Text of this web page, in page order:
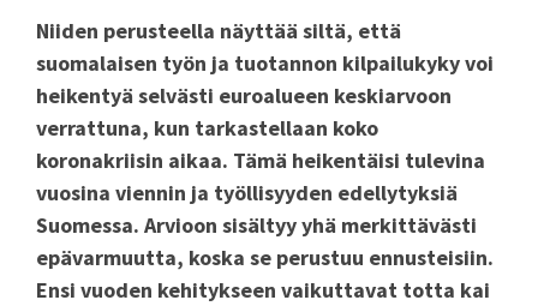
Niiden perusteella näyttää siltä, että
suomalaisen työn ja tuotannon kilpailukyky voi
heikentyä selvästi euroalueen keskiarvoon
verrattuna, kun tarkastellaan koko
koronakriisin aikaa. Tämä heikentäisi tulevina
vuosina viennin ja työllisyyden edellytyksiä
Suomessa. Arvioon sisältyy yhä merkittävästi
epävarmuutta, koska se perustuu ennusteisiin.
Ensi vuoden kehitykseen vaikuttavat totta kai